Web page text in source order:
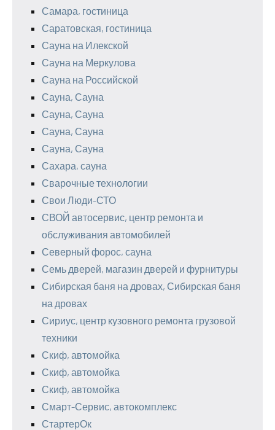
Самара, гостиница
Саратовская, гостиница
Сауна на Илекской
Сауна на Меркулова
Сауна на Российской
Сауна, Сауна
Сауна, Сауна
Сауна, Сауна
Сауна, Сауна
Сахара, сауна
Сварочные технологии
Свои Люди-СТО
СВОЙ автосервис, центр ремонта и
обслуживания автомобилей
Северный форос, сауна
Семь дверей, магазин дверей и фурнитуры
Сибирская баня на дровах, Сибирская баня
на дровах
Сириус, центр кузовного ремонта грузовой
техники
Скиф, автомойка
Скиф, автомойка
Скиф, автомойка
Смарт-Сервис, автокомплекс
СтартерОк